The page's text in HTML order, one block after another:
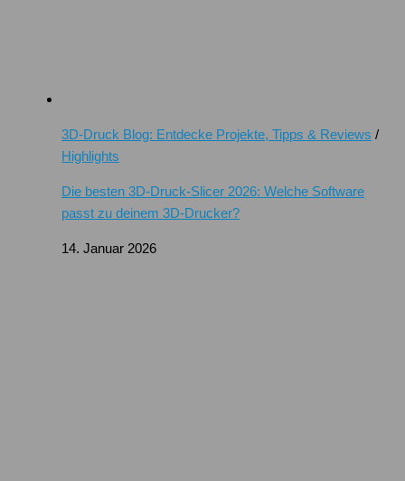
3D-Druck Blog: Entdecke Projekte, Tipps & Reviews /
Highlights
Die besten 3D-Druck-Slicer 2026: Welche Software
passt zu deinem 3D-Drucker?
14. Januar 2026